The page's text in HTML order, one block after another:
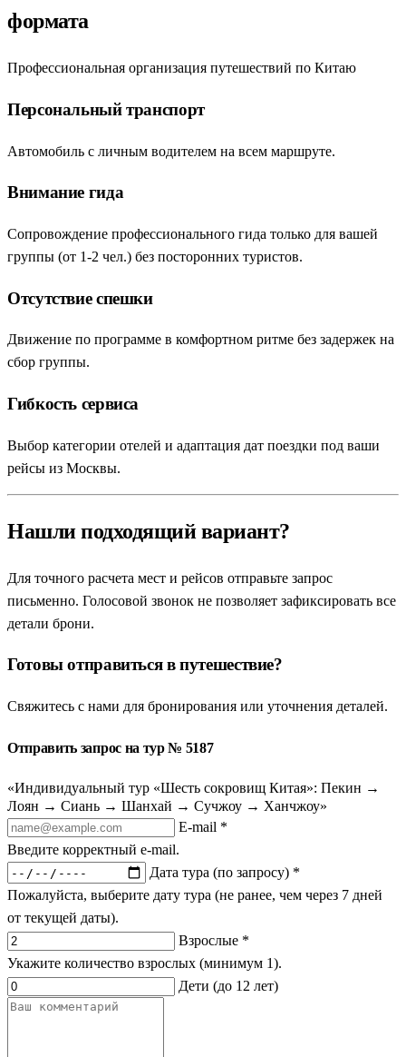
формата
Профессиональная организация путешествий по Китаю
Персональный транспорт
Автомобиль с личным водителем на всем маршруте.
Внимание гида
Сопровождение профессионального гида только для вашей
группы (от 1-2 чел.) без посторонних туристов.
Отсутствие спешки
Движение по программе в комфортном ритме без задержек на
сбор группы.
Гибкость сервиса
Выбор категории отелей и адаптация дат поездки под ваши
рейсы из Москвы.
Нашли подходящий вариант?
Для точного расчета мест и рейсов отправьте запрос
письменно. Голосовой звонок не позволяет зафиксировать все
детали брони.
Готовы отправиться в путешествие?
Свяжитесь с нами для бронирования или уточнения деталей.
Отправить запрос на тур № 5187
«Индивидуальный тур «Шесть сокровищ Китая»: Пекин →
Лоян → Сиань → Шанхай → Сучжоу → Ханчжоу»
E-mail *
Введите корректный e-mail.
Дата тура (по запросу) *
Пожалуйста, выберите дату тура (не ранее, чем через 7 дней
от текущей даты).
Взрослые *
Укажите количество взрослых (минимум 1).
Дети (до 12 лет)